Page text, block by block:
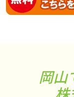
岡山